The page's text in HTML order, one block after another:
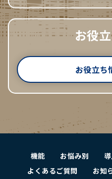
お役
お役立ち
機能 お悩み別
よくあるご質問
お知